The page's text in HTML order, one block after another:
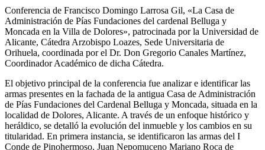
Conferencia de Francisco Domingo Larrosa Gil, «La Casa de
Administración de Pías Fundaciones del cardenal Belluga y
Moncada en la Villa de Dolores», patrocinada por la Universidad de
Alicante, Cátedra Arzobispo Loazes, Sede Universitaria de
Orihuela, coordinada por el Dr. Don Gregorio Canales Martínez,
Coordinador Académico de dicha Cátedra.
El objetivo principal de la conferencia fue analizar e identificar las
armas presentes en la fachada de la antigua Casa de Administración
de Pías Fundaciones del Cardenal Belluga y Moncada, situada en la
localidad de Dolores, Alicante. A través de un enfoque histórico y
heráldico, se detalló la evolución del inmueble y los cambios en su
titularidad. En primera instancia, se identificaron las armas del I
Conde de Pinohermoso, Juan Nepomuceno Mariano Roca de